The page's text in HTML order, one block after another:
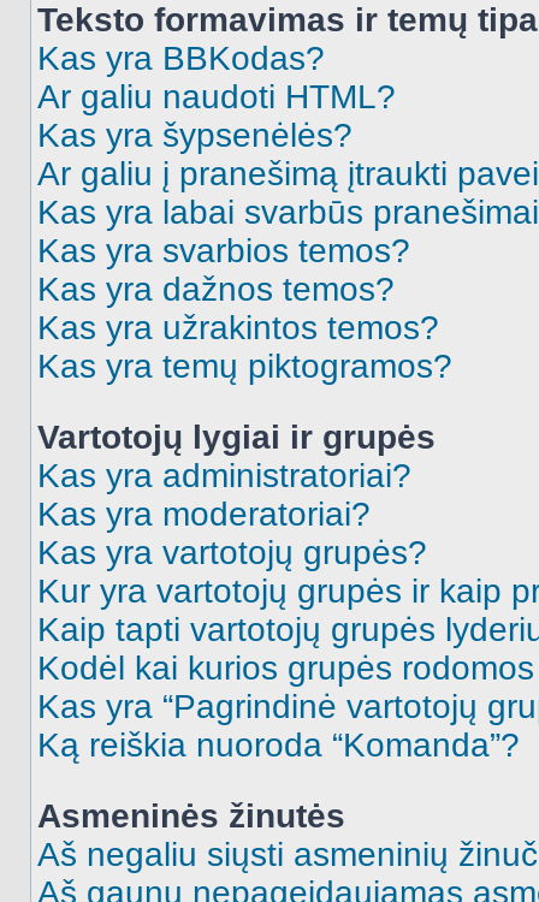
Teksto formavimas ir temų
Kas yra BBKodas?
Ar galiu naudoti HTML?
Kas yra šypsenėlės?
Ar galiu į pranešimą įtraukti
Kas yra labai svarbūs
Kas yra svarbios temos?
Kas yra dažnos temos?
Kas yra užrakintos temos?
Kas yra temų piktogramos?
Vartotojų lygiai ir grupės
Kas yra administratoriai?
Kas yra moderatoriai?
Kas yra vartotojų grupės?
Kur yra vartotojų grupės ir kaip
Kaip tapti vartotojų grupės
Kodėl kai kurios grupės
Kas yra “Pagrindinė vartotojų
Ką reiškia nuoroda “Komanda”?
Asmeninės žinutės
Aš negaliu siųsti asmeninių
Aš gaunu nepageidaujamas